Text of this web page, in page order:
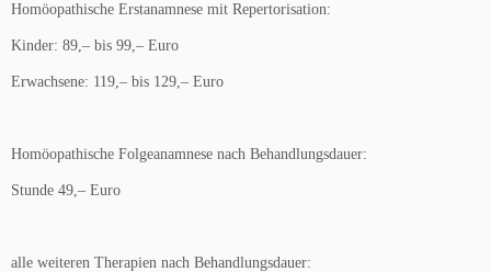
springen
Homöopathische Erstanamnese mit Repertorisation:
Kinder: 89,– bis 99,– Euro
Erwachsene: 119,– bis 129,– Euro
Homöopathische Folgeanamnese nach Behandlungsdauer:
Stunde 49,– Euro
alle weiteren Therapien nach Behandlungsdauer: